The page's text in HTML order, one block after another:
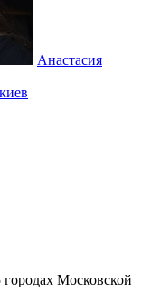
Анастасия
Московской